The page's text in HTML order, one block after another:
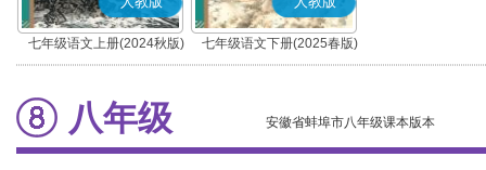
七年级语文上册(2024秋版)
(部编版)
七年级语文下册(2025春版)
(部编版)
八年级 安徽省蚌埠市八年级课本版本